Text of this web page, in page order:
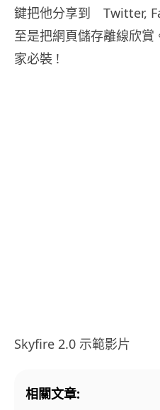
鍵把他分享到 Twitter,
至是把網頁儲存離線欣
家必裝 !
Skyfire 2.0 示範影片
相關文章: